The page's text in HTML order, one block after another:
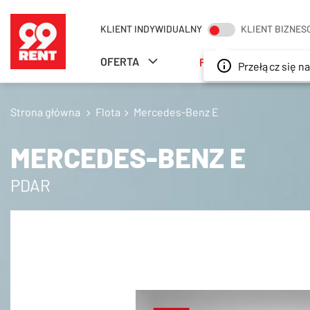
Przełącz się
KLIENT INDYWIDUALNY KLIENT
SZUKAJ
OFERTA FLOTA
Strona główna Flota Mercedes-Benz E
MERCEDES-BENZ E
PDAR